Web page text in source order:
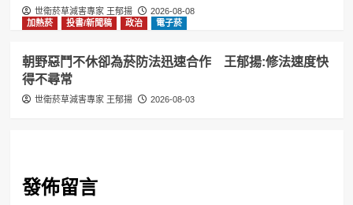
世衛菸草減害專家 王郁揚
2026-08-08
加熱菸
投書/新聞稿 政治 電子菸
朝野惡鬥不休卻為菸防法迅速合作 王郁揚:修法速度快
得不尋常
世衛菸草減害專家 王郁揚 2026-08-03
發佈留言